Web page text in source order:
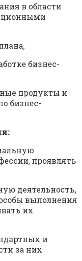
в области
бизнес-
продукты и
бизнес-
проявлять
деятельность,
выполнения
их
и
за них